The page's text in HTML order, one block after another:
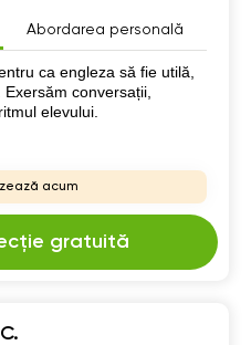
Abordarea personală
ca engleza să fie utilă,
conversații,
elevului.
acum
gratuită